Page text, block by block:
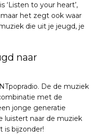
‘Listen to your heart’,
het zegt ook waar
die uit je jeugd, je
naar
De de muziek
met de
jonge generatie
luistert naar de muziek
is bijzonder!